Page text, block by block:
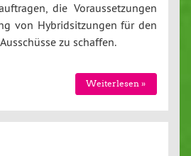
die Voraussetzungen
von Hybridsitzungen für den
zu schaffen.
Weiterlesen »